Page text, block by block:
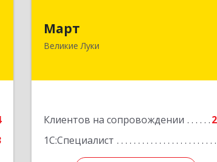
Март
Великие Луки
Клиентов на сопровождении
1С:Специалист
182113, Псковская обл, Великие
г, Ботвина ул, дом № 17 А,